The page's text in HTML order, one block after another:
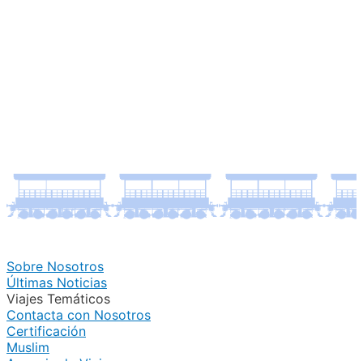
Sobre Nosotros
Últimas Noticias
Viajes Temáticos
Contacta con Nosotros
Certificación
Muslim